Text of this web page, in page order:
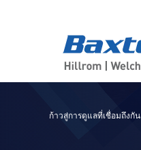
ก้าวสู่การดูแลที่เชื่อมถึงกัน